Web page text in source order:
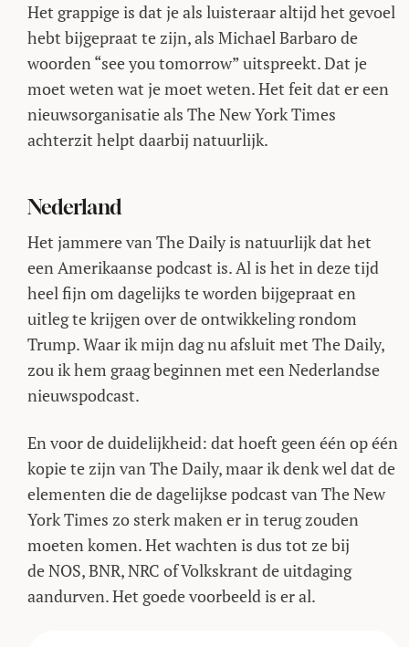
Het grappige is dat je als luisteraar altijd het gevoel
hebt bijgepraat te zijn, als Michael Barbaro de
woorden “see you tomorrow” uitspreekt. Dat je
moet weten wat je moet weten. Het feit dat er een
nieuwsorganisatie als The New York Times
achterzit helpt daarbij natuurlijk.
Nederland
Het jammere van The Daily is natuurlijk dat het
een Amerikaanse podcast is. Al is het in deze tijd
heel fijn om dagelijks te worden bijgepraat en
uitleg te krijgen over de ontwikkeling rondom
Trump. Waar ik mijn dag nu afsluit met The Daily,
zou ik hem graag beginnen met een Nederlandse
nieuwspodcast.
En voor de duidelijkheid: dat hoeft geen één op één
kopie te zijn van The Daily, maar ik denk wel dat de
elementen die de dagelijkse podcast van The New
York Times zo sterk maken er in terug zouden
moeten komen. Het wachten is dus tot ze bij
de NOS, BNR, NRC of Volkskrant de uitdaging
aandurven. Het goede voorbeeld is er al.